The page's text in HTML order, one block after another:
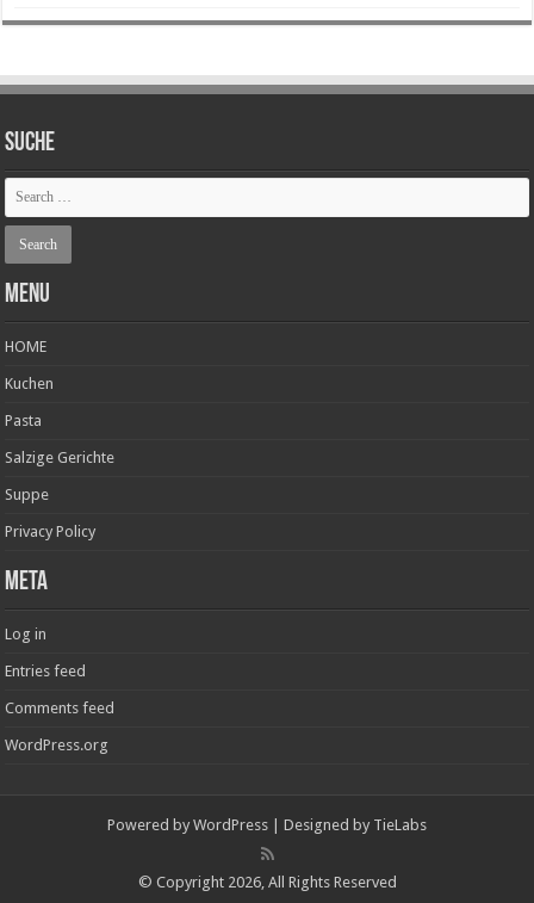
SUCHE
Menu
HOME
Kuchen
Pasta
Salzige Gerichte
Suppe
Privacy Policy
Meta
Log in
Entries feed
Comments feed
WordPress.org
Powered by WordPress | Designed by TieLabs
© Copyright 2026, All Rights Reserved